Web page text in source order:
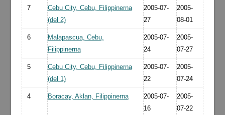
7
Cebu City, Cebu, Filippinerna
(del 2)
2005-07-
27
2005-
08-01
6
Malapascua, Cebu,
Filippinerna
2005-07-
24
2005-
07-27
5
Cebu City, Cebu, Filippinerna
(del 1)
2005-07-
22
2005-
07-24
4 Boracay, Aklan, Filippinerna
2005-07-
16
2005-
07-22